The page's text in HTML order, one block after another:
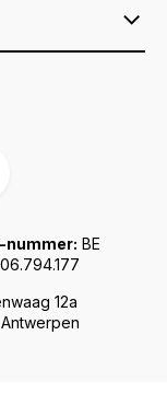
12a
nummer: BE